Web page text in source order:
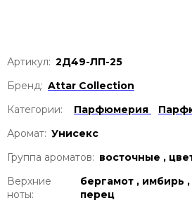
Артикул: 2Д49-ЛП-25
Бренд: Attar Collection
Категории:
Парфюмерия
Аромат: Унисекс
Группа ароматов: восточные ,
Верхние
ноты:
бергамот , имбирь
перец